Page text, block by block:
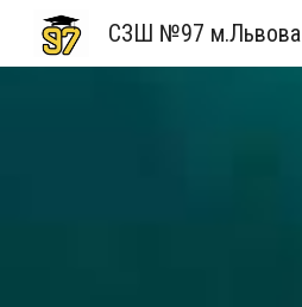
СЗШ №97 м.Львова